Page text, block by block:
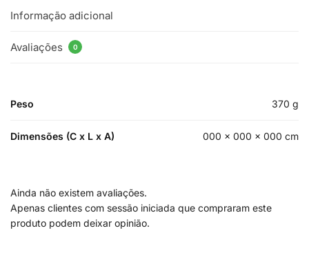
Informação adicional
Avaliações 0
Peso 370 g
Dimensões (C x L x A) 000 × 000 × 000 cm
Ainda não existem avaliações.
Apenas clientes com sessão iniciada que compraram este
produto podem deixar opinião.